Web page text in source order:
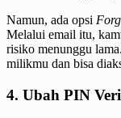
Namun, ada opsi
Melalui email itu,
risiko menunggu
milikmu dan bisa
4. Ubah PIN